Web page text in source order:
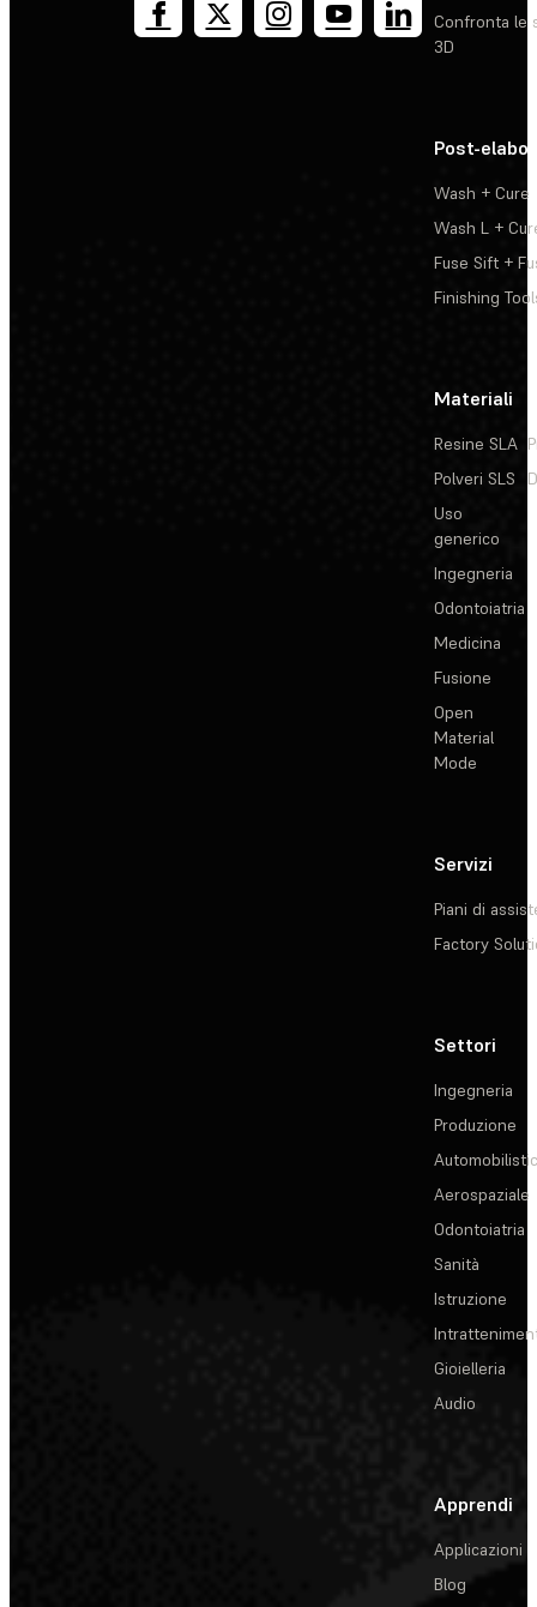
Confronta le
3D
Post-
Wash + Cure
Wash L +
Fuse Sift +
Finishing
Materiali
Resine SLA
Polveri SLS
Uso
generico
Ingegneria
Odontoiatria
Medicina
Fusione
Open
Material
Mode
Servizi
Piani di
Factory
Settori
Ingegneria
Produzione
Aerospaziale
Odontoiatria
Sanità
Istruzione
Gioielleria
Audio
Apprendi
Applicazioni
Blog